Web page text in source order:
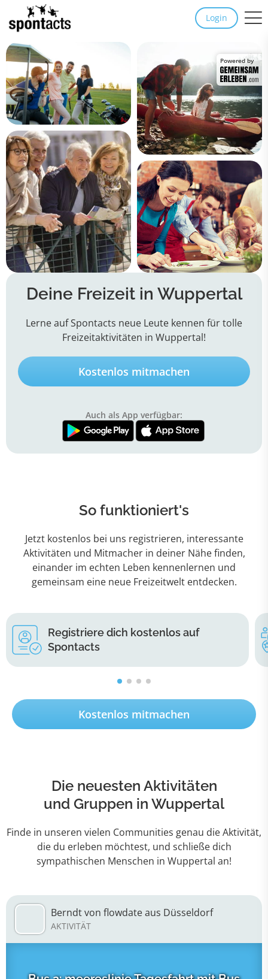
Login
Powered by
Deine Freizeit in Wuppertal
Lerne auf Spontacts neue Leute kennen für tolle
Freizeitaktivitäten in Wuppertal!
Kostenlos mitmachen
Auch als App verfügbar:
So funktioniert's
Jetzt kostenlos bei uns registrieren, interessante
Aktivitäten und Mitmacher in deiner Nähe finden,
einander im echten Leben kennenlernen und
gemeinsam eine neue Freizeitwelt entdecken.
Registriere dich kostenlos auf
Spontacts
Kostenlos mitmachen
Die neuesten Aktivitäten
und Gruppen in Wuppertal
Finde in unseren vielen Communities genau die Aktivität,
die du erleben möchtest, und schließe dich
sympathischen Menschen in Wuppertal an!